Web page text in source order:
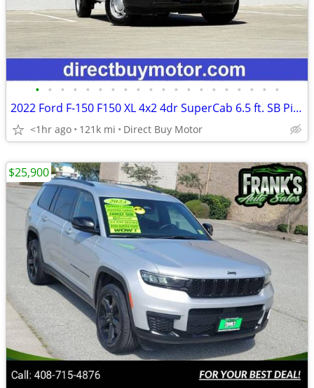
• • • • • • • • • • • • • • • • • • • •
2022 Ford F-150 F150 XL 4x2 4dr SuperCab 6.5 ft. SB Pickup Truck
<1hr ago 121k mi Direct Buy Motor
$25,900